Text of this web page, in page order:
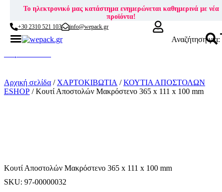
Το ηλεκτρονικό μας κατάστημα ενημερώνεται καθημερινά με νέα
προϊόντα!
+30 2310 521 103 info@wepack.gr
Αναζήτηση για:
Αρχική σελίδα / ΧΑΡΤΟΚΙΒΩΤΙΑ /ΚΟΥΤΙΑ ΑΠΟΣΤΟΛΩΝ
ESHOP / Κουτί Αποστολών Μακρόστενο 365 x 111 x 100 mm
Κουτί Αποστολών Μακρόστενο 365 x 111 x 100 mm
SKU: 97-00000032